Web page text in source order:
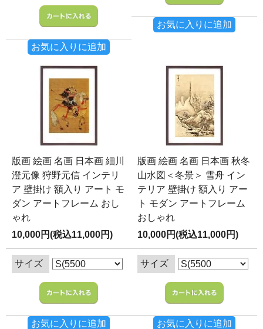
お気に入りに追加
お気に入りに追加
版画 絵画 名画 日本画 細川
澄元像 狩野元信 インテリ
ア 壁掛け 額入り アート モ
ダン アートフレーム おし
ゃれ
10,000円(税込11,000円)
サイズ
お気に入りに追加
版画 絵画 名画 日本画 秋冬
山水図＜冬景＞ 雪舟 イン
テリア 壁掛け 額入り アー
ト モダン アートフレーム
おしゃれ
10,000円(税込11,000円)
サイズ
お気に入りに追加